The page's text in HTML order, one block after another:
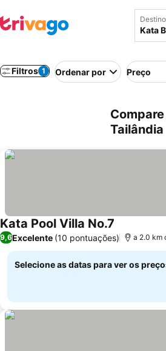
Destino
Filtros 1 Ordenar por Preço
Tailândia
Kata Pool Villa No.7
9,6Excelente (10 pontuações) a 2.0 km
Selecione as datas para ver os